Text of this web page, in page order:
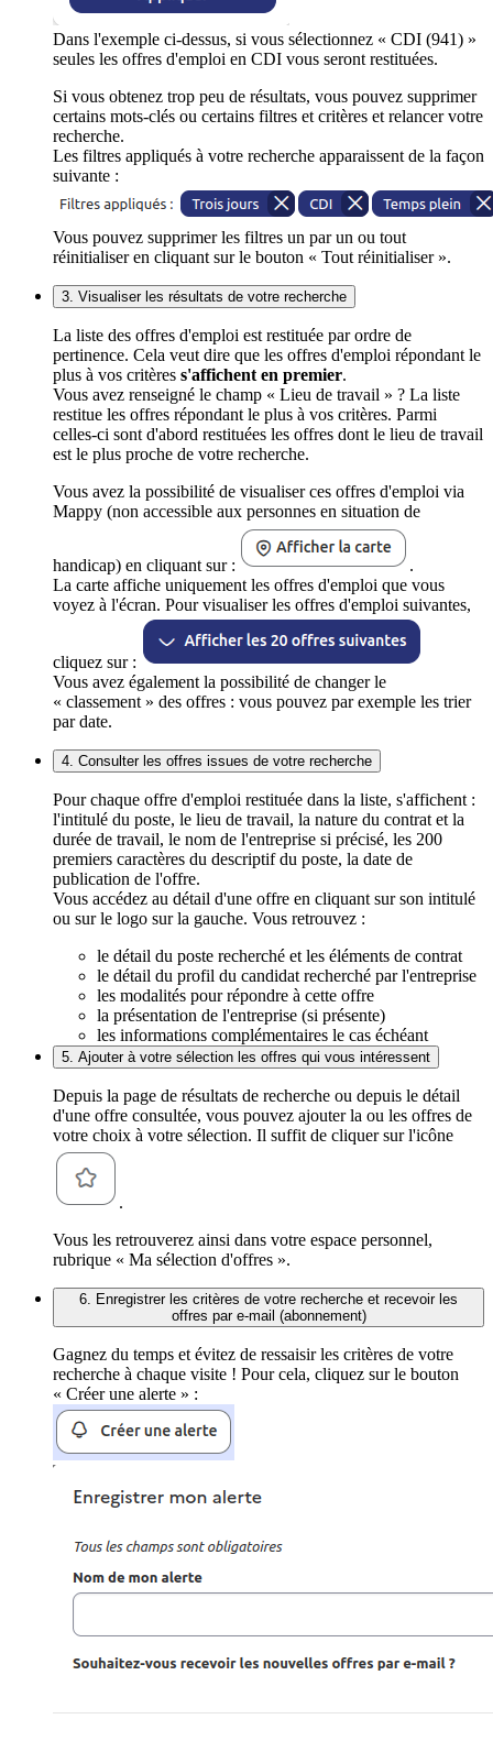
Dans l'exemple ci-dessus, si vous sélectionnez « CDI (941) »
seules les offres d'emploi en CDI vous seront restituées.
Si vous obtenez trop peu de résultats, vous pouvez supprimer
certains mots-clés ou certains filtres et critères et relancer votre
recherche.
Les filtres appliqués à votre recherche apparaissent de la façon
suivante :
Vous pouvez supprimer les filtres un par un ou tout
réinitialiser en cliquant sur le bouton « Tout réinitialiser ».
3. Visualiser les résultats de votre recherche
La liste des offres d'emploi est restituée par ordre de
pertinence. Cela veut dire que les offres d'emploi répondant le
plus à vos critères s'affichent en premier.
Vous avez renseigné le champ « Lieu de travail » ? La liste
restitue les offres répondant le plus à vos critères. Parmi
celles-ci sont d'abord restituées les offres dont le lieu de travail
est le plus proche de votre recherche.
Vous avez la possibilité de visualiser ces offres d'emploi via
Mappy (non accessible aux personnes en situation de
handicap) en cliquant sur :
.
La carte affiche uniquement les offres d'emploi que vous
voyez à l'écran. Pour visualiser les offres d'emploi suivantes,
cliquez sur :
Vous avez également la possibilité de changer le
« classement » des offres : vous pouvez par exemple les trier
par date.
4. Consulter les offres issues de votre recherche
Pour chaque offre d'emploi restituée dans la liste, s'affichent :
l'intitulé du poste, le lieu de travail, la nature du contrat et la
durée de travail, le nom de l'entreprise si précisé, les 200
premiers caractères du descriptif du poste, la date de
publication de l'offre.
Vous accédez au détail d'une offre en cliquant sur son intitulé
ou sur le logo sur la gauche. Vous retrouvez :
le détail du poste recherché et les éléments de contrat
le détail du profil du candidat recherché par l'entreprise
les modalités pour répondre à cette offre
la présentation de l'entreprise (si présente)
les informations complémentaires le cas échéant
5. Ajouter à votre sélection les offres qui vous intéressent
Depuis la page de résultats de recherche ou depuis le détail
d'une offre consultée, vous pouvez ajouter la ou les offres de
votre choix à votre sélection. Il suffit de cliquer sur l'icône
.
Vous les retrouverez ainsi dans votre espace personnel,
rubrique « Ma sélection d'offres ».
6. Enregistrer les critères de votre recherche et recevoir les
offres par e-mail (abonnement)
Gagnez du temps et évitez de ressaisir les critères de votre
recherche à chaque visite ! Pour cela, cliquez sur le bouton
« Créer une alerte » :